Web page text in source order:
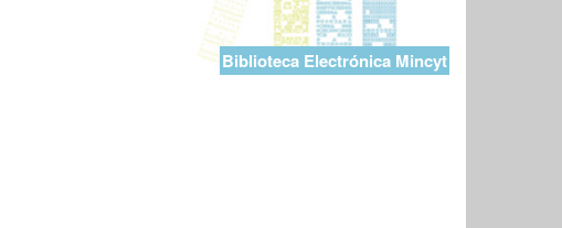
Biblioteca Electrónica Mincyt